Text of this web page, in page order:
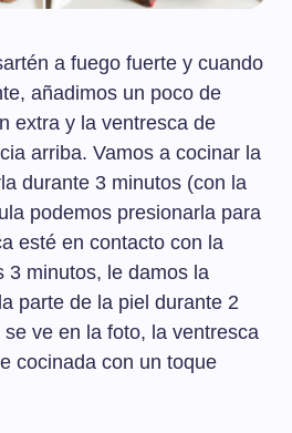
a fuego fuerte y cuando
añadimos un poco de
extra y la ventresca de
arriba. Vamos a cocinar la
durante 3 minutos (con la
podemos presionarla para
esté en contacto con la
3 minutos, le damos la
parte de la piel durante 2
ve en la foto, la ventresca
cocinada con un toque